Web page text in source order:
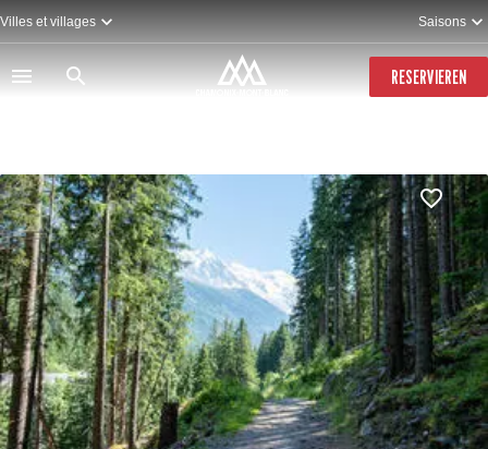
Direkt
zum
Inhalt
Villes et villages Saisons
RESERVIEREN